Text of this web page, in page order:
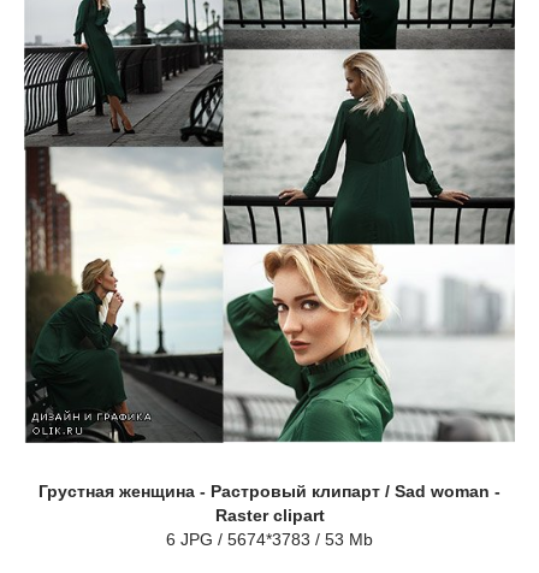
Грустная женщина - Растровый клипарт / Sad woman -
Raster clipart
6 JPG / 5674*3783 / 53 Mb